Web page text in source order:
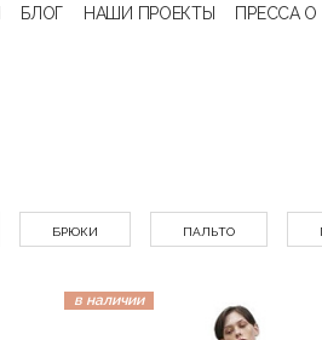
БЛОГ НАШИ ПРОЕКТЫ ПРЕССА О
БРЮКИ ПАЛЬТО
в наличии